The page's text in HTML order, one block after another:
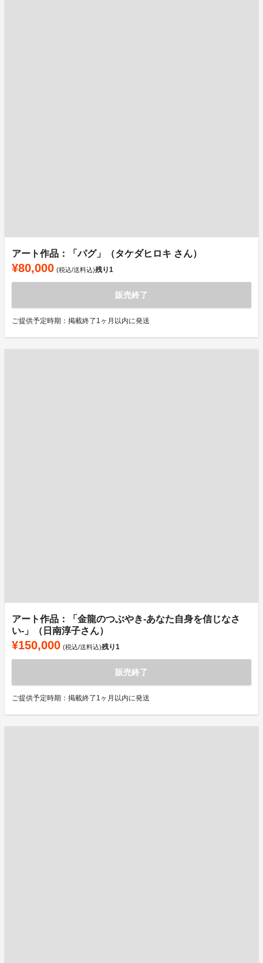
アート作品：「パグ」（タケダヒロキ さん）
¥80,000 (税込/送料込)残り1
販売終了
ご提供予定時期：掲載終了1ヶ月以内に発送
アート作品：「金龍のつぶやき-あなた自身を信じなさ
い-」（日南淳子さん）
¥150,000 (税込/送料込)残り1
販売終了
ご提供予定時期：掲載終了1ヶ月以内に発送